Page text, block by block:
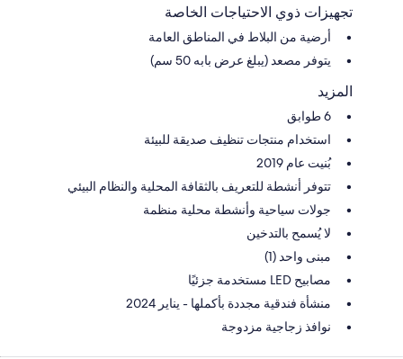
تجهيزات ذوي الاحتياجات الخاصة
أرضية من البلاط في المناطق العامة
يتوفر مصعد (يبلغ عرض بابه 50 سم)
المزيد
6 طوابق
استخدام منتجات تنظيف صديقة للبيئة
بُنيت عام 2019
تتوفر أنشطة للتعريف بالثقافة المحلية والنظام البيئي
جولات سياحية وأنشطة محلية منظمة
لا يُسمح بالتدخين
مبنى واحد (1)
مصابيح LED مستخدمة جزئيًا
منشأة فندقية مجددة بأكملها - يناير 2024
نوافذ زجاجية مزدوجة